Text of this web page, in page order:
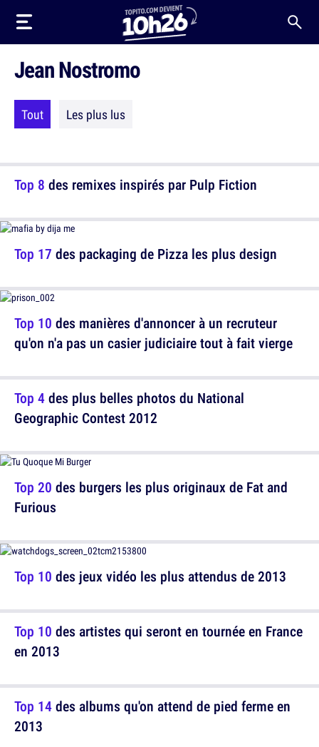
Jean Nostromo
Tout Les plus lus
Top 8 des remixes inspirés par Pulp Fiction
Top 10 des manières d'annoncer à un recruteur
qu'on n'a pas un casier judiciaire tout à fait vierge
Top 20 des burgers les plus originaux de Fat and
Furious
Top 10 des artistes qui seront en tournée en France
en 2013
Top 17 des packaging de Pizza les plus design
Top 4des plus belles photos du National
Geographic Contest 2012
Top 10 des jeux vidéo les plus attendus de 2013
Top 14des albums qu'on attend de pied ferme en
2013